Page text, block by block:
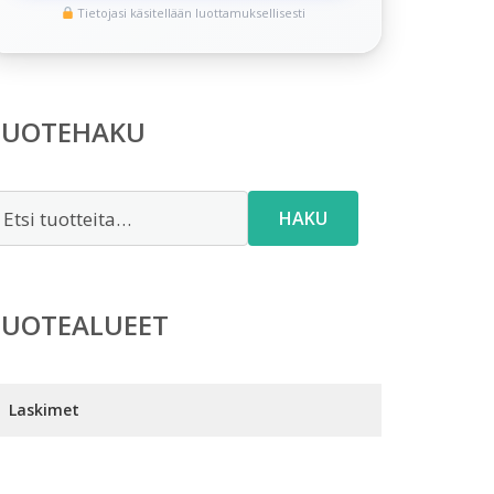
Tietojasi käsitellään luottamuksellisesti
HAKU
Laskimet